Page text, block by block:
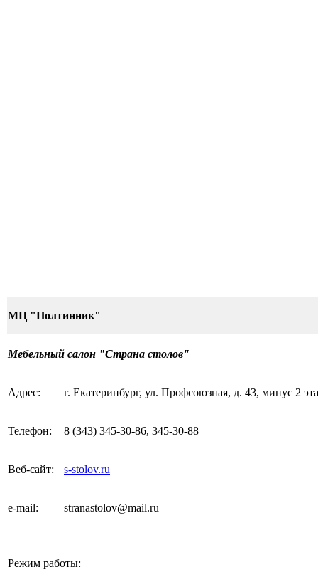
МЦ "Полтинник"
Мебельный салон "Страна столов"
Адрес: г. Екатеринбург, ул. Профсоюзная, д. 43, минус 2
Телефон: 8 (343) 345-30-86, 345-30-88
Веб-сайт: s-stolov.ru
e-mail: stranastolov@mail.ru
Режим работы: